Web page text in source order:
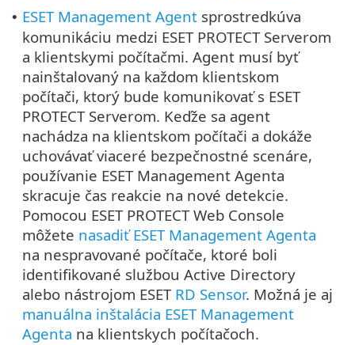
• ESET Management Agent sprostredkúva
komunikáciu medzi ESET PROTECT Serverom
a klientskymi počítačmi. Agent musí byť
nainštalovaný na každom klientskom
počítači, ktorý bude komunikovať s ESET
PROTECT Serverom. Keďže sa agent
nachádza na klientskom počítači a dokáže
uchovávať viaceré bezpečnostné scenáre,
používanie ESET Management Agenta
skracuje čas reakcie na nové detekcie.
Pomocou ESET PROTECT Web Console
môžete nasadiť ESET Management Agenta
na nespravované počítače, ktoré boli
identifikované službou Active Directory
alebo nástrojom ESET RD Sensor. Možná je aj
manuálna inštalácia ESET Management
Agenta na klientskych počítačoch.